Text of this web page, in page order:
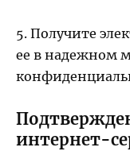
5. Получите
ее в надежном
интернет-